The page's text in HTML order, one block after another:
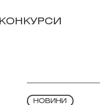
КОНКУРСИ
НОВИНИ